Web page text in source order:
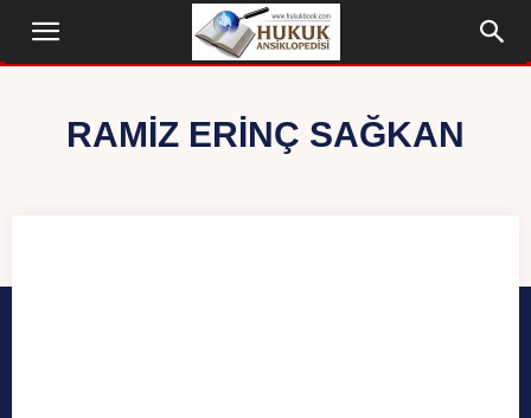
RAMIZ ERINÇ SAĞKAN